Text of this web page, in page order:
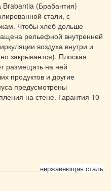
(Брабантия)
стали, с
Чтобы хлеб дольше
рельефной внутренней
воздуха внутри и
закрывается). Плоская
размещать на ней
продуктов и другие
предусмотрены
на стене. Гарантия 10
нержавеющая сталь